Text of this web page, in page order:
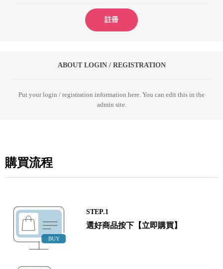
註冊
ABOUT LOGIN / REGISTRATION
Put your login / registration information here. You can edit this in the
admin site.
購買流程
STEP.1
選好商品按下【立即購買】